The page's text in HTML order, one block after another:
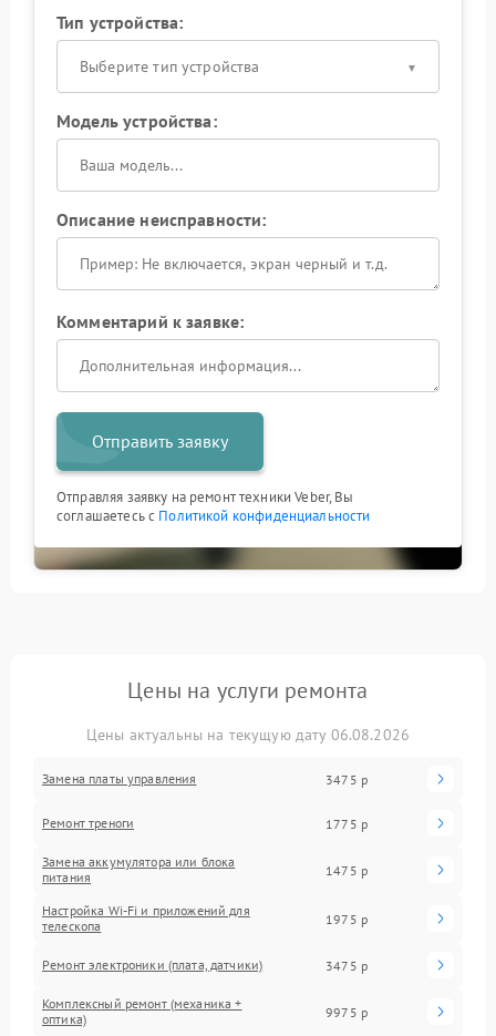
Тип устройства:
Выберите тип устройства
Модель устройства:
Описание неисправности:
Комментарий к заявке:
Отправить заявку
Отправляя заявку на ремонт техники Veber, Вы
соглашаетесь с Политикой конфиденциальности
Цены на услуги ремонта
Цены актуальны на текущую дату 06.08.2026
Замена платы управления 3475 р
Ремонт треноги 1775 р
Замена аккумулятора или блока
питания
1475 р
Настройка Wi-Fi и приложений для
телескопа
1975 р
Ремонт электроники (плата, датчики) 3475 р
Комплексный ремонт (механика +
оптика)
9975 р